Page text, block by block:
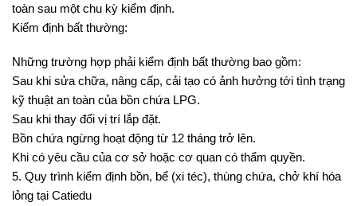
toàn sau một chu kỳ kiểm định.
Kiểm định bất thường:
Những trường hợp phải kiểm định bất thường bao gồm:
Sau khi sửa chữa, nâng cấp, cải tạo có ảnh hưởng tới tình trạng
kỹ thuật an toàn của bồn chứa LPG.
Sau khi thay đổi vị trí lắp đặt.
Bồn chứa ngừng hoạt động từ 12 tháng trở lên.
Khi có yêu cầu của cơ sở hoặc cơ quan có thẩm quyền.
5. Quy trình kiểm định bồn, bể (xi téc), thùng chứa, chở khí hóa
lỏng tại Catiedu